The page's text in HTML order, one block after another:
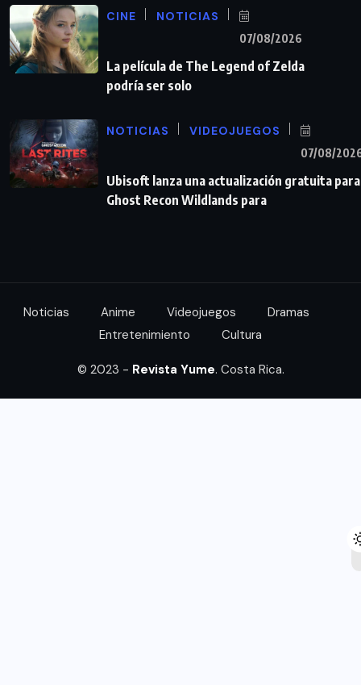
CINE NOTICIAS
07/08/2026
La película de The Legend of Zelda
podría ser solo
NOTICIAS VIDEOJUEGOS
07/08/
Ubisoft lanza una actualización gratuita para
Ghost Recon Wildlands para
Noticias Anime Videojuegos
Dramas
Entretenimiento
Cultura
© 2023 - Revista Yume. Costa Rica.